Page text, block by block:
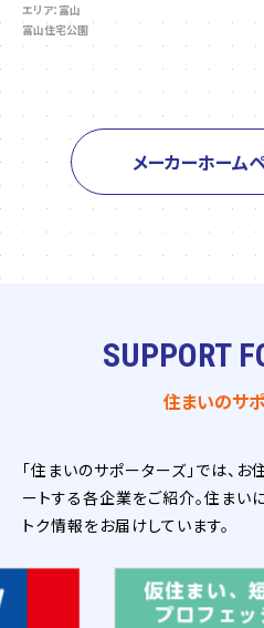
エリア：富山
富山住宅公園
メーカーホーム
SUPPORT
住まいのサ
「住まいのサポーターズ」では、
ートする各企業をご紹介。住まい
トク情報をお届けしています。